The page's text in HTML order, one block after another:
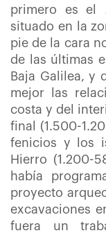
primero es el
situado en la
pie de la cara
de las últimas
Baja Galilea, y
mejor las
costa y del
final (1.500-
fenicios y los
Hierro (1.200-
había
proyecto
excavaciones
fuera un